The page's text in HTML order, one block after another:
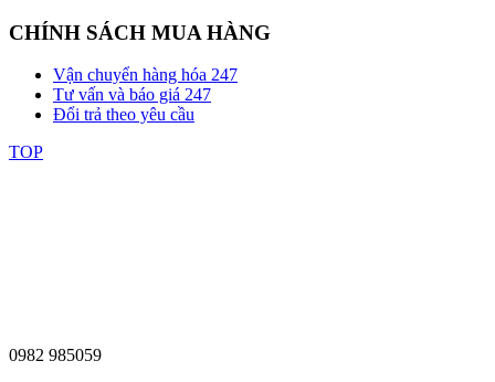
CHÍNH SÁCH MUA HÀNG
Vận chuyển hàng hóa 247
Tư vấn và báo giá 247
Đổi trả theo yêu cầu
TOP
0982 985059